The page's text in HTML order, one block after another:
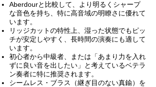
Aberdourと比較して、より明るくシャープ
な音色を持ち、特に高音域の明瞭さに優れて
います。
リッジカットの特性上、湿った状態でもピッ
チが安定しやすく、長時間の演奏にも適して
います。
初心者から中級者、または「あまり力を入れ
ずに良い音を出したい」と考えているベテラ
ン奏者に特に推奨されます。
シームレス・ブラス（継ぎ目のない真鍮）を